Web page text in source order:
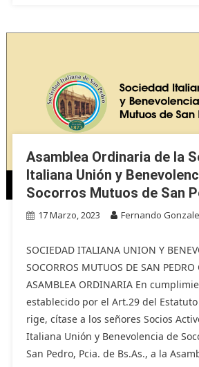
Asamblea Ordinaria de la
Italiana Unión y
Socorros Mutuos de San
17 Marzo, 2023 Fernando
SOCIEDAD ITALIANA UNION Y
SOCORROS MUTUOS DE SAN
ASAMBLEA ORDINARIA En
establecido por el Art.29 del
rige, cítase a los señores Socios
Italiana Unión y Benevolencia de
San Pedro, Pcia. de Bs.As., a la